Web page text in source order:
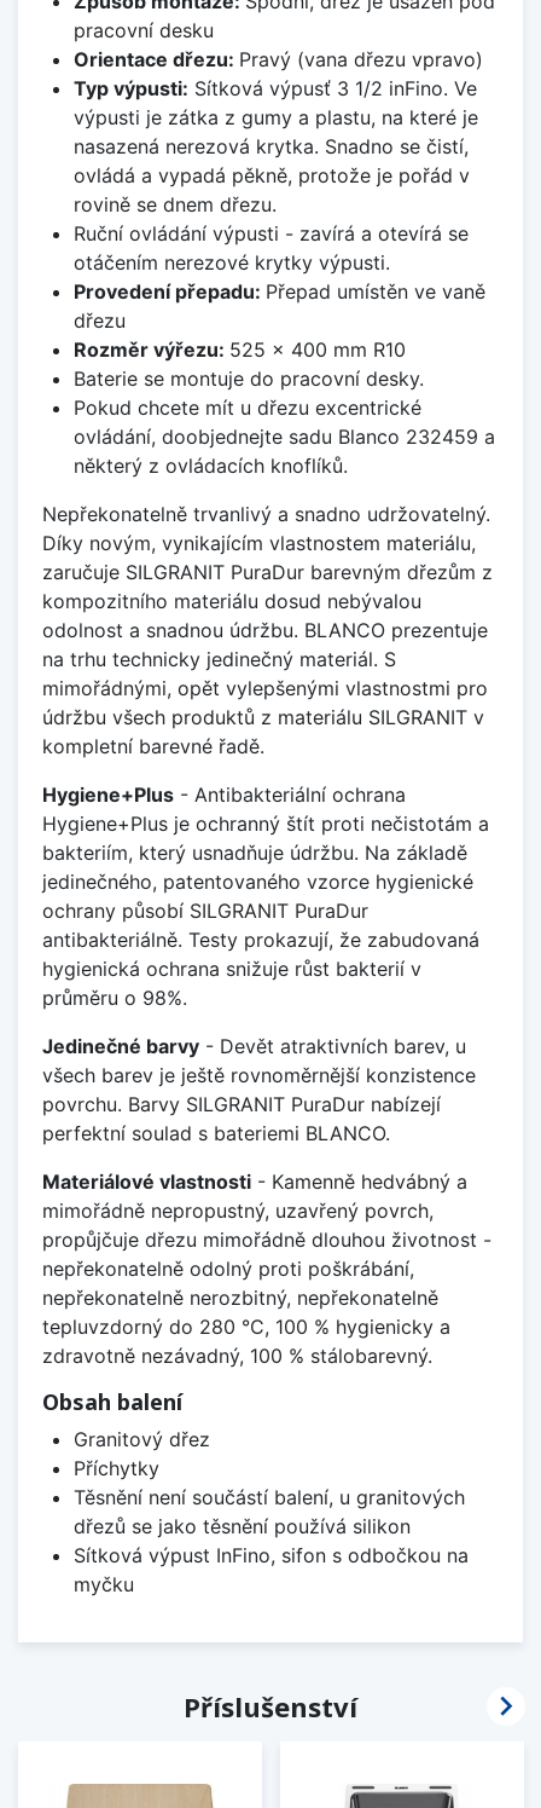
pracovní desku
Orientace dřezu: Pravý (vana dřezu vpravo)
Typ výpusti: Sítková výpusť 3 1/2 inFino. Ve
výpusti je zátka z gumy a plastu, na které je
nasazená nerezová krytka. Snadno se čistí,
ovládá a vypadá pěkně, protože je pořád v
rovině se dnem dřezu.
Ruční ovládání výpusti - zavírá a otevírá se
otáčením nerezové krytky výpusti.
Provedení přepadu: Přepad umístěn ve vaně
dřezu
Rozměr výřezu: 525 x 400 mm R10
Baterie se montuje do pracovní desky.
Pokud chcete mít u dřezu excentrické
ovládání, doobjednejte sadu Blanco 232459 a
některý z ovládacích knoflíků.
Nepřekonatelně trvanlivý a snadno udržovatelný.
Díky novým, vynikajícím vlastnostem materiálu,
zaručuje SILGRANIT PuraDur barevným dřezům z
kompozitního materiálu dosud nebývalou
odolnost a snadnou údržbu. BLANCO prezentuje
na trhu technicky jedinečný materiál. S
mimořádnými, opět vylepšenými vlastnostmi pro
údržbu všech produktů z materiálu SILGRANIT v
kompletní barevné řadě.
Hygiene+Plus - Antibakteriální ochrana
Hygiene+Plus je ochranný štít proti nečistotám a
bakteriím, který usnadňuje údržbu. Na základě
jedinečného, patentovaného vzorce hygienické
ochrany působí SILGRANIT PuraDur
antibakteriálně. Testy prokazují, že zabudovaná
hygienická ochrana snižuje růst bakterií v
průměru o 98%.
Jedinečné barvy - Devět atraktivních barev, u
všech barev je ještě rovnoměrnější konzistence
povrchu. Barvy SILGRANIT PuraDur nabízejí
perfektní soulad s bateriemi BLANCO.
Materiálové vlastnosti - Kamenně hedvábný a
mimořádně nepropustný, uzavřený povrch,
propůjčuje dřezu mimořádně dlouhou životnost -
nepřekonatelně odolný proti poškrábání,
nepřekonatelně nerozbitný, nepřekonatelně
tepluvzdorný do 280 °C, 100 % hygienicky a
zdravotně nezávadný, 100 % stálobarevný.
Obsah balení
Granitový dřez
Příchytky
Těsnění není součástí balení, u granitových
dřezů se jako těsnění používá silikon
Sítková výpust InFino, sifon s odbočkou na
myčku
Příslušenství 